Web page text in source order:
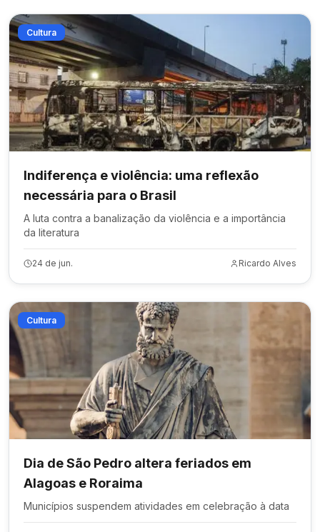
Cultura
Indiferença e violência: uma reflexão
necessária para o Brasil
A luta contra a banalização da violência e a importância
da literatura
24 de jun. Ricardo Alves
Cultura
Dia de São Pedro altera feriados em
Alagoas e Roraima
Municípios suspendem atividades em celebração à data